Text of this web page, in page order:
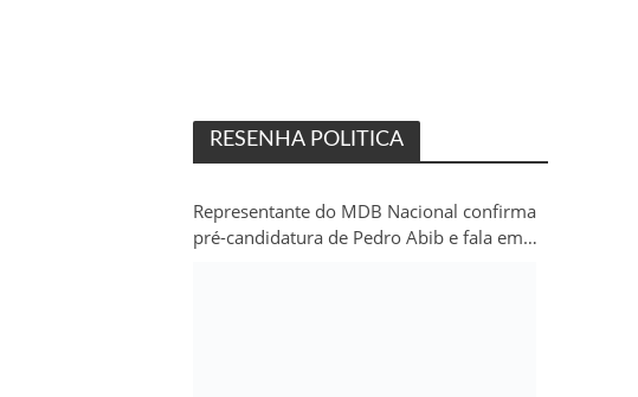
RESENHA POLITICA
Representante do MDB Nacional confirma
pré-candidatura de Pedro Abib e fala em